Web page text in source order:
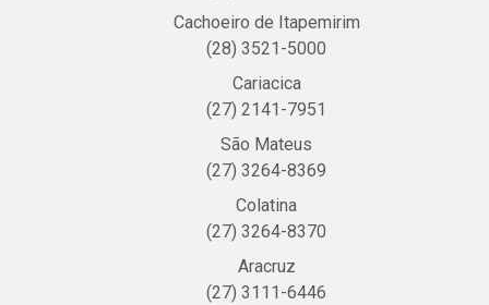
Cachoeiro de Itapemirim
(28) 3521-5000
Cariacica
(27) 2141-7951
São Mateus
(27) 3264-8369
Colatina
(27) 3264-8370
Aracruz
(27) 3111-6446